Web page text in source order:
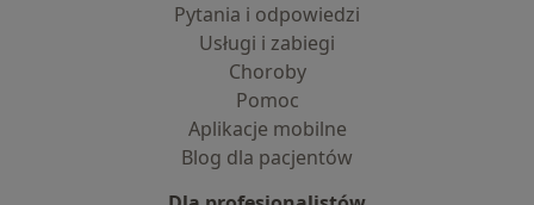
Pytania i odpowiedzi
Usługi i zabiegi
Choroby
Pomoc
Aplikacje mobilne
Blog dla pacjentów